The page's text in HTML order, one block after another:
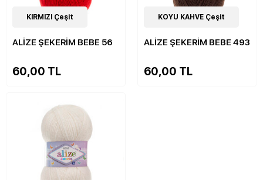
33Çeşit
KIRMIZI Çeşit
ALİZE ŞEKERİM BEBE 56
60,00 TL
33Çeşit
KOYU KAHVE Çeşit
ALİZE ŞEKERİM BEBE 493
60,00 TL